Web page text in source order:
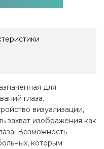
для
глаза.
визуализации,
захват изображения как
Возможность
которым